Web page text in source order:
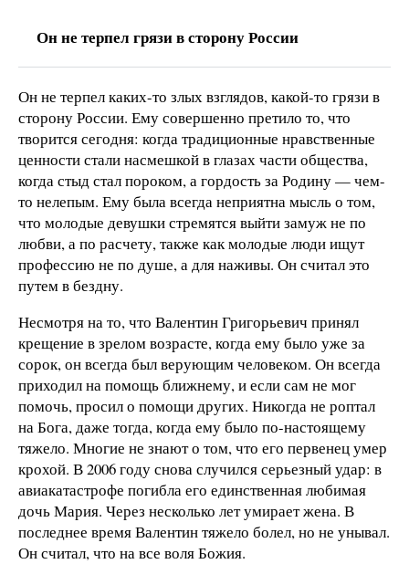
Он не терпел грязи в сторону России
Он не терпел каких-то злых взглядов, какой-то грязи в
сторону России. Ему совершенно претило то, что
творится сегодня: когда традиционные нравственные
ценности стали насмешкой в глазах части общества,
когда стыд стал пороком, а гордость за Родину — чем-
то нелепым. Ему была всегда неприятна мысль о том,
что молодые девушки стремятся выйти замуж не по
любви, а по расчету, также как молодые люди ищут
профессию не по душе, а для наживы. Он считал это
путем в бездну.
Несмотря на то, что Валентин Григорьевич принял
крещение в зрелом возрасте, когда ему было уже за
сорок, он всегда был верующим человеком. Он всегда
приходил на помощь ближнему, и если сам не мог
помочь, просил о помощи других. Никогда не роптал
на Бога, даже тогда, когда ему было по-настоящему
тяжело. Многие не знают о том, что его первенец умер
крохой. В 2006 году снова случился серьезный удар: в
авиакатастрофе погибла его единственная любимая
дочь Мария. Через несколько лет умирает жена. В
последнее время Валентин тяжело болел, но не унывал.
Он считал, что на все воля Божия.